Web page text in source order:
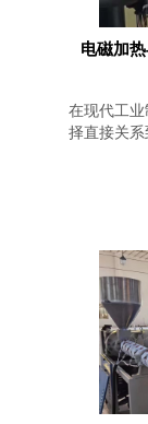
电磁加
在现代工
择直接关